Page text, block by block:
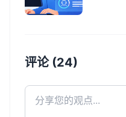
评论 (24)